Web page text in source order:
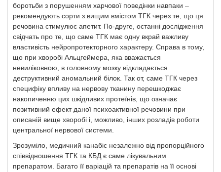
боротьби з порушенням харчової поведінки навпаки –
рекомендують сорти з вищим вмістом ТГК через те, що ця
речовина стимулює апетит. По-друге, останні дослідження
свідчать про те, що саме ТГК має одну вкрай важливу
властивість нейропротекторного характеру. Справа в тому,
що при хворобі Альцгеймера, яка вважається
невиліковною, в головному мозку відкладається
деструктивний аномальний білок. Так от, саме ТГК через
специфіку впливу на нервову тканину перешкоджає
накопиченню цих шкідливих протеїнів, що означає
позитивний ефект даної психоактивної речовини при
описаній вище хворобі і, можливо, інших розладів роботи
центральної нервової системи.
Зрозуміло, медичний канабіс незалежно від пропорційного
співвідношення ТГК та КБД є саме лікувальним
препаратом. Багато її варіацій та препаратів на її основі